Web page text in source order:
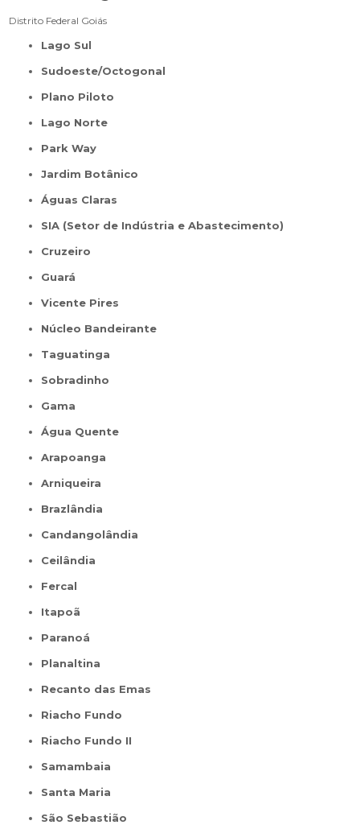
Distrito Federal Goiás
Lago Sul
Sudoeste/Octogonal
Plano Piloto
Lago Norte
Park Way
Jardim Botânico
Águas Claras
SIA (Setor de Indústria e Abastecimento)
Cruzeiro
Guará
Vicente Pires
Núcleo Bandeirante
Taguatinga
Sobradinho
Gama
Água Quente
Arapoanga
Arniqueira
Brazlândia
Candangolândia
Ceilândia
Fercal
Itapoã
Paranoá
Planaltina
Recanto das Emas
Riacho Fundo
Riacho Fundo II
Samambaia
Santa Maria
São Sebastião